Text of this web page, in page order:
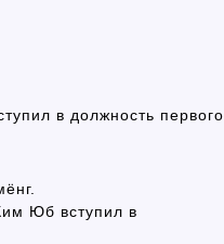
в должность первого
Юб вступил в